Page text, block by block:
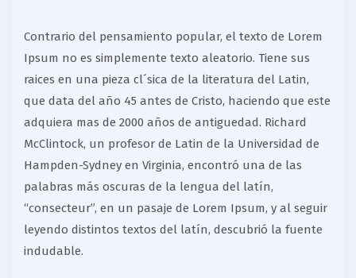
Contrario del pensamiento popular, el texto de Lorem
Ipsum no es simplemente texto aleatorio. Tiene sus
raices en una pieza cl´sica de la literatura del Latin,
que data del año 45 antes de Cristo, haciendo que este
adquiera mas de 2000 años de antiguedad. Richard
McClintock, un profesor de Latin de la Universidad de
Hampden-Sydney en Virginia, encontró una de las
palabras más oscuras de la lengua del latín,
“consecteur”, en un pasaje de Lorem Ipsum, y al seguir
leyendo distintos textos del latín, descubrió la fuente
indudable.